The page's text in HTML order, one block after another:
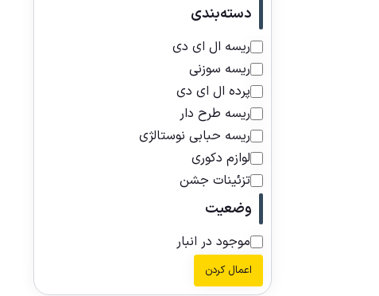
دسته‌بندی
ریسه ال ای دی
ریسه سوزنی
پرده ال ای دی
ریسه طرح دار
ریسه حبابی نوستالژی
لوازم دکوری
تزئینات جشن
وضعیت
موجود در انبار
اعمال کردن